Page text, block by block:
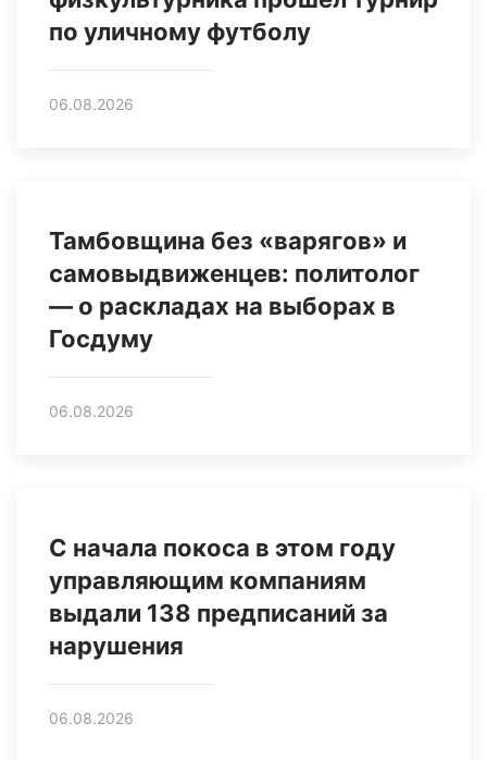
по уличному футболу
06.08.2026
Тамбовщина без «варягов» и
самовыдвиженцев: политолог
— о раскладах на выборах в
Госдуму
06.08.2026
С начала покоса в этом году
управляющим компаниям
выдали 138 предписаний за
нарушения
06.08.2026